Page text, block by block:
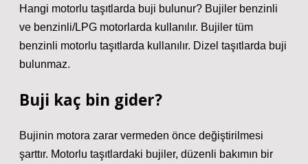
Hangi motorlu taşıtlarda buji bulunur? Bujiler benzinli
ve benzinli/LPG motorlarda kullanılır. Bujiler tüm
benzinli motorlu taşıtlarda kullanılır. Dizel taşıtlarda buji
bulunmaz.
Buji kaç bin gider?
Bujinin motora zarar vermeden önce değiştirilmesi
şarttır. Motorlu taşıtlardaki bujiler, düzenli bakımın bir